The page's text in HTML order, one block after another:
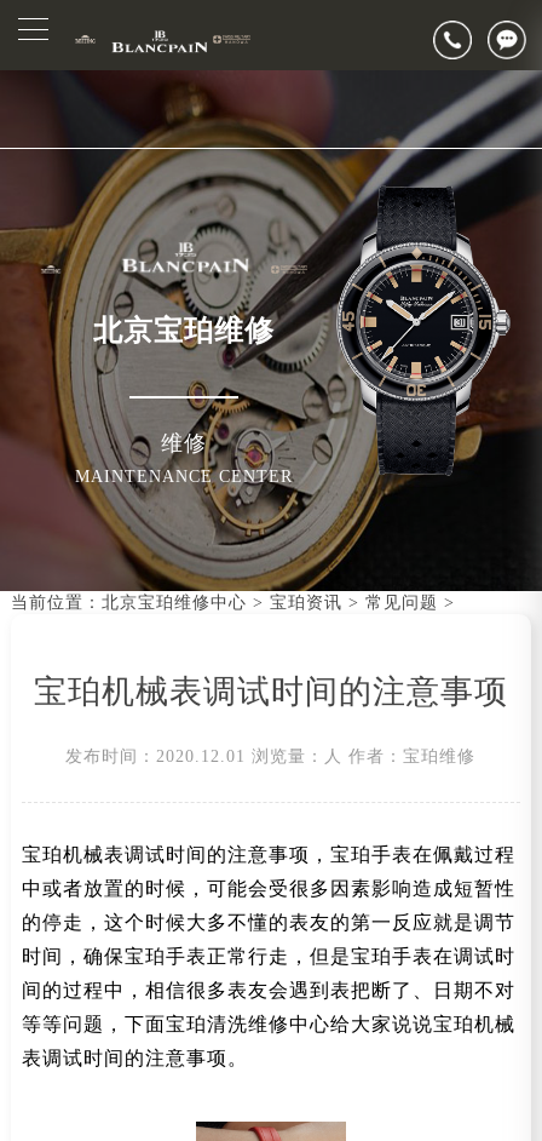
官网公告>
▲
▼
2026年6月宝珀北京市售后服务网络优化升级公告
2026年6月北京市宝珀官方售后客户服务热线：400-883-8293
2026年6月宝珀售后服务中心最新网点地址：
北京市东城区东长安街1号东方广场写字楼W3座6层602室（需提前预约）
北京市朝阳区建国门外大街甲6号华熙国际中心写字楼D座11层1102室（需提前预约）
节假日正常营业！
北京宝珀维修
维修
MAINTENANCE CENTER
当前位置： 北京宝珀维修中心 > 宝珀资讯 > 常见问题 >
宝珀机械表调试时间的注意事项
发布时间：2020.12.01 浏览量： 人 作者：宝珀维修
宝珀机械表调试时间的注意事项，宝珀手表在佩戴过程
中或者放置的时候，可能会受很多因素影响造成短暂性
的停走，这个时候大多不懂的表友的第一反应就是调节
时间，确保宝珀手表正常行走，但是宝珀手表在调试时
间的过程中，相信很多表友会遇到表把断了、日期不对
等等问题，下面宝珀清洗维修中心给大家说说宝珀机械
表调试时间的注意事项。